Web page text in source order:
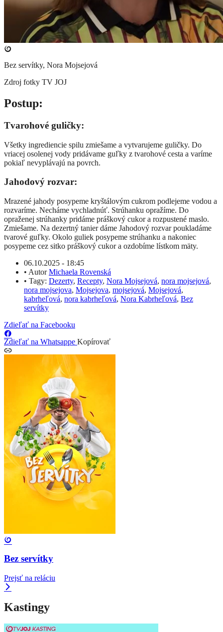
Bez servítky, Nora Mojsejová
Zdroj fotky TV JOJ
​Postup:
Tvarohové guličky:
Všetky ingrediencie spilu zmiešame a vytvarujeme guličky. Do
vriacej osolenej vody pridávame guľky z tvarohové cesta a varíme
pokiaľ nevyplávajú na povrch.
Jahodový rozvar:
Mrazené jahody posypeme kryštálovým cukrom podlejeme vodou a
rozvaríme. Necháme vychladnúť. Strúhanku opražíme. Do
opraženej strúhanky pridáme práškový cukor a rozpustené maslo.
Zmiešame. Na dezertný tanier dáme Jahodový rozvar poukladáme
tvarové guľky. Okolo guliek posypeme strúhanku a nakoniec
posypeme cez sitko práškový cukor a ozdobíme lístkom mäty.
06.10.2025 - 18:45
• AutorMichaela Rovenská
• Tagy: Dezerty, Recepty, Nora Mojsejová, nora mojsejová,
nora mojsejova, Mojsejova, mojsejová, Mojsejová,
kabrheľová, nora kabrheľová, Nora Kabrheľová, Bez
servítky
Zdieľať na Facebooku
Zdieľať na Whatsappe Kopírovať
Bez servítky
Prejsť na reláciu
Kastingy